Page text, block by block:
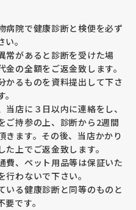
を調べ始めて10年経ちます
、ケンネルで残した子に発症
のご好意で頂く結果もケン
います。
検査している繁殖は安全度
子は家庭犬の方が結果がよく
での生活、コンクリートで
並走などの長時間の強い運
れます。
い犬が非常に多いことも経験
情報のある子犬を選ばれるこ
ラブラドールに多い遺伝性の
したり神経を圧迫して痛み
病院で健康診断と検便を必ず
。
常があると診断を受けた場
の全額をご返金致します。
るものを資料提出して下さ
店に３日以内に連絡をし、
ご持参の上、診断から2週間
きます。その後、当店かかり
上でご返金致します。
、ペット用品等は保証いた
わないで下さい。
る健康診断と同等のものと
です。